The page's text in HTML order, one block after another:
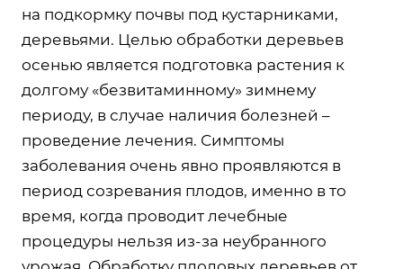
на подкормку почвы под кустарниками,
деревьями. Целью обработки деревьев
осенью является подготовка растения к
долгому «безвитаминному» зимнему
периоду, в случае наличия болезней –
проведение лечения. Симптомы
заболевания очень явно проявляются в
период созревания плодов, именно в то
время, когда проводит лечебные
процедуры нельзя из-за неубранного